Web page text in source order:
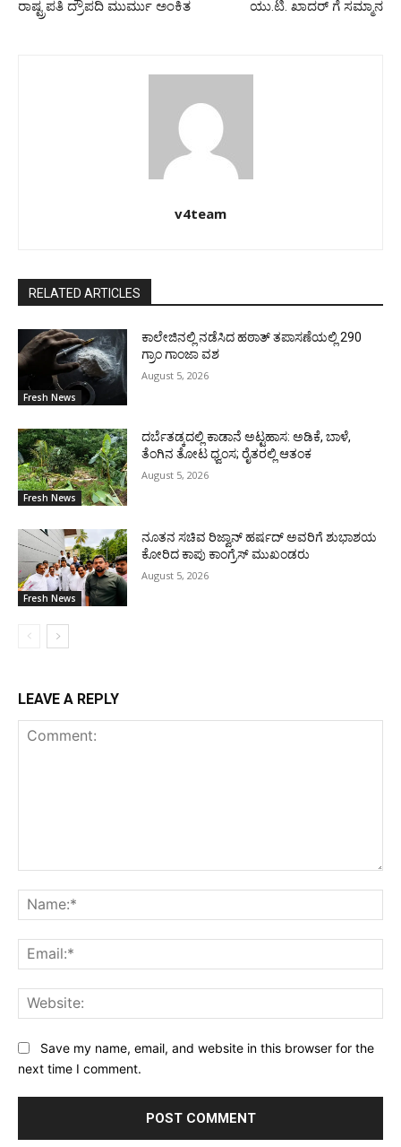
ರಾಷ್ಟ್ರಪತಿ ದ್ರೌಪದಿ ಮುರ್ಮು ಅಂಕಿತ ಯು.ಟಿ. ಖಾದರ್ ಗೆ ಸಮ್ಮಾನ
v4team
RELATED ARTICLES
Fresh News
ಕಾಲೇಜಿನಲ್ಲಿ ನಡೆಸಿದ ಹಠಾತ್ ತಪಾಸಣೆಯಲ್ಲಿ 290
ಗ್ರಾಂ ಗಾಂಜಾ ವಶ
August 5, 2026
Fresh News
ದರ್ಬೆತಡ್ಕದಲ್ಲಿ ಕಾಡಾನೆ ಅಟ್ಟಹಾಸ: ಅಡಿಕೆ, ಬಾಳೆ,
ತೆಂಗಿನ ತೋಟ ಧ್ವಂಸ; ರೈತರಲ್ಲಿ ಆತಂಕ
August 5, 2026
Fresh News
ನೂತನ ಸಚಿವ ರಿಜ್ವಾನ್ ಹರ್ಷದ್ ಅವರಿಗೆ ಶುಭಾಶಯ
ಕೋರಿದ ಕಾಪು ಕಾಂಗ್ರೆಸ್ ಮುಖಂಡರು
August 5, 2026
LEAVE A REPLY
Save my name, email, and website in this browser for the
next time I comment.